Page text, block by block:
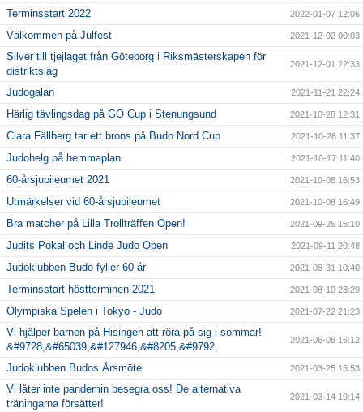
Terminsstart 2022 2022-01-07 12:06
Välkommen på Julfest 2021-12-02 00:03
Silver till tjejlaget från Göteborg i Riksmästerskapen för
distriktslag
2021-12-01 22:33
Judogalan 2021-11-21 22:24
Härlig tävlingsdag på GO Cup i Stenungsund 2021-10-28 12:31
Clara Fällberg tar ett brons på Budo Nord Cup 2021-10-28 11:37
Judohelg på hemmaplan 2021-10-17 11:40
60-årsjubileumet 2021 2021-10-08 16:53
Utmärkelser vid 60-årsjubileumet 2021-10-08 16:49
Bra matcher på Lilla Trollträffen Open! 2021-09-26 15:10
Judits Pokal och Linde Judo Open 2021-09-11 20:48
Judoklubben Budo fyller 60 år 2021-08-31 10:40
Terminsstart höstterminen 2021 2021-08-10 23:29
Olympiska Spelen i Tokyo - Judo 2021-07-22 21:23
Vi hjälper barnen på Hisingen att röra på sig i sommar!
&#9728;&#65039;&#127946;&#8205;&#9792;
2021-06-08 16:12
Judoklubben Budos Årsmöte 2021-03-25 15:53
Vi låter inte pandemin besegra oss! De alternativa
träningarna försätter!
2021-03-14 19:14